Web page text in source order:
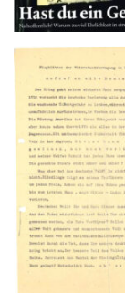
Flugblätter der
Rose – V,